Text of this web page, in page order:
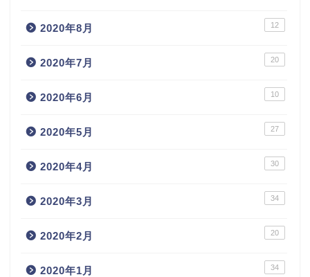
2020年8月 12
2020年7月 20
2020年6月 10
2020年5月 27
2020年4月 30
2020年3月 34
2020年2月 20
2020年1月 34